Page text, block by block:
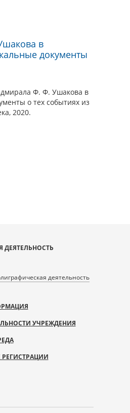
в
документы
Ф. Ф. Ушакова в
о тех событиях из
2020.
ДЕЯТЕЛЬНОСТЬ
деятельность
УЧРЕЖДЕНИЯ